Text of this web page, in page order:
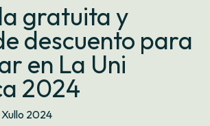
gratuita y
descuento para
en La Uni
2024
Xullo 2024